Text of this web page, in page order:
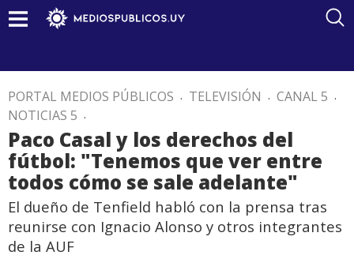
PORTAL MEDIOS PÚBLICOS . TELEVISIÓN . CANAL 5 .
NOTICIAS 5 .
Paco Casal y los derechos del
fútbol: "Tenemos que ver entre
todos cómo se sale adelante"
El dueño de Tenfield habló con la prensa tras
reunirse con Ignacio Alonso y otros integrantes
de la AUF